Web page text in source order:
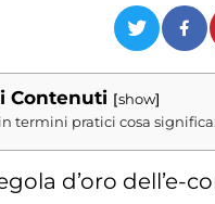
Contenuti
show
termini pratici cosa significa:
d’oro dell’e-